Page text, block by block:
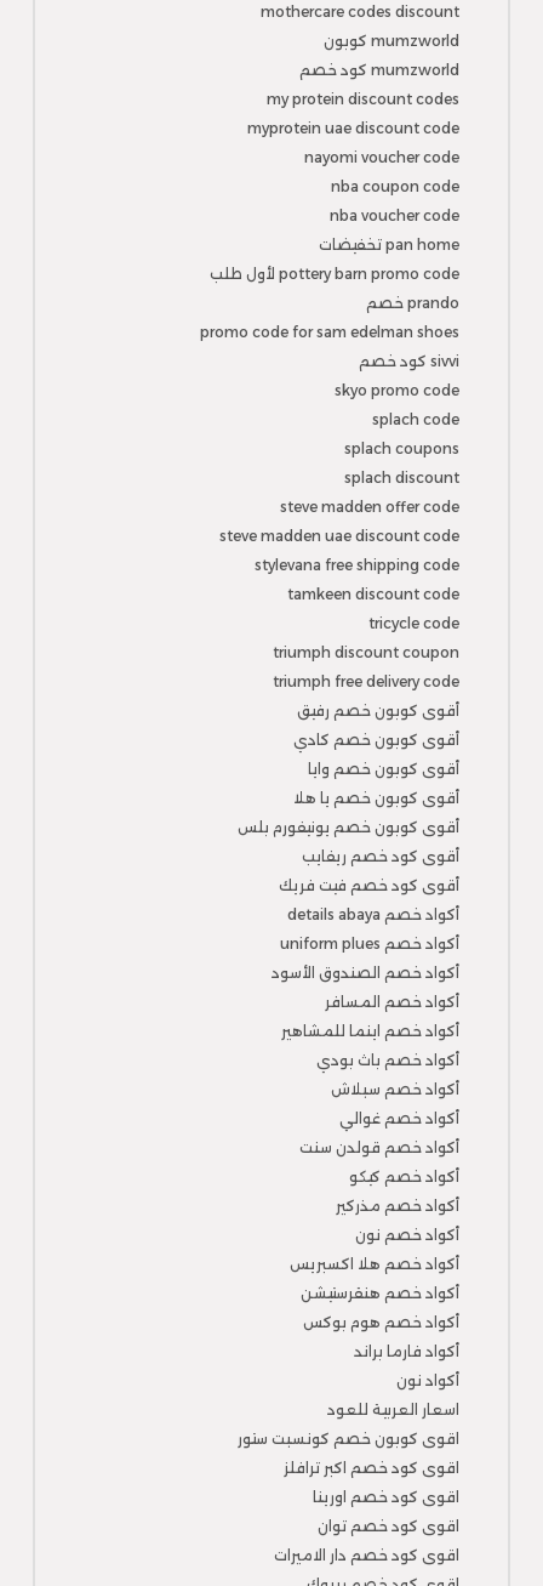
mothercare codes discount
mumzworld كوبون
mumzworld كود خصم
my protein discount codes
myprotein uae discount code
nayomi voucher code
nba coupon code
nba voucher code
pan home تخفيضات
pottery barn promo code لأول طلب
prando خصم
promo code for sam edelman shoes
sivvi كود خصم
skyo promo code
splach code
splach coupons
splach discount
steve madden offer code
steve madden uae discount code
stylevana free shipping code
tamkeen discount code
tricycle code
triumph discount coupon
triumph free delivery code
أقوى كوبون خصم رفيق
أقوى كوبون خصم كادي
أقوى كوبون خصم وايا
أقوى كوبون خصم يا هلا
أقوى كوبون خصم يونيفورم بلس
أقوى كود خصم ريفايب
أقوى كود خصم فيت فريك
أكواد خصم details abaya
أكواد خصم uniform plues
أكواد خصم الصندوق الأسود
أكواد خصم المسافر
أكواد خصم اينما للمشاهير
أكواد خصم باث بودي
أكواد خصم سبلاش
أكواد خصم غوالي
أكواد خصم قولدن سنت
أكواد خصم كيكو
أكواد خصم مذركير
أكواد خصم نون
أكواد خصم هلا اكسبريس
أكواد خصم هنقرستيشن
أكواد خصم هوم بوكس
أكواد فارما براند
أكواد نون
اسعار العربية للعود
اقوى كوبون خصم كونسبت ستور
اقوى كود خصم اكبر ترافلز
اقوى كود خصم اورينا
اقوى كود خصم توان
اقوى كود خصم دار الاميرات